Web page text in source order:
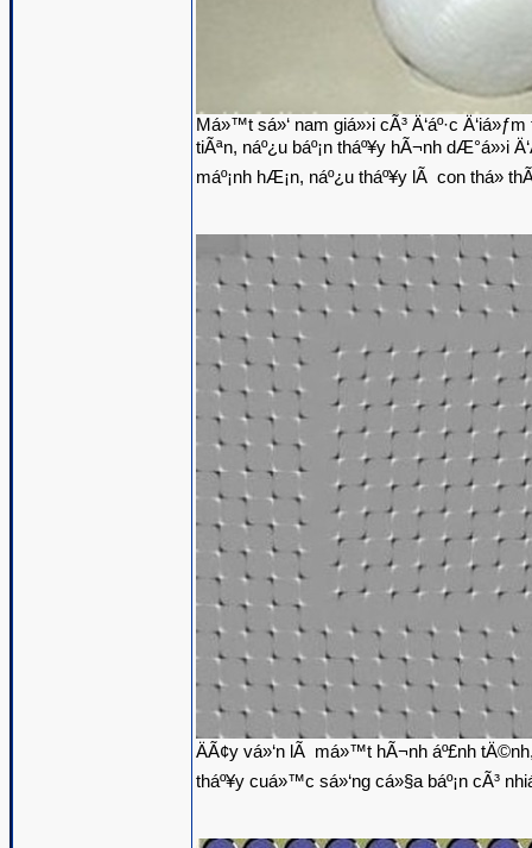
Má»™t sá»‘ nam giá»›i cÃ³ Ä‘áº·c
tiÃªn, náº¿u báº¡n tháº¥y hÃ¬nh dÆ°á»›i
máº¡nh hÆ¡n, náº¿u tháº¥y lÃ con thá»
ÄÃ¢y vá»‘n lÃ má»™t hÃ¬nh áº£nh
tháº¥y cuá»™c sá»‘ng cá»§a báº¡n cÃ³